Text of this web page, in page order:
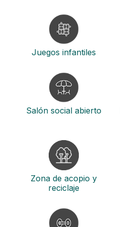
Juegos infantiles
Salón social abierto
Zona de acopio y
reciclaje